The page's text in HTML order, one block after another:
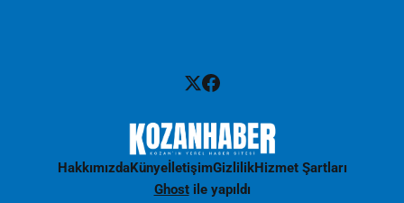
HakkımızdaKünyeİletişimGizlilikHizmet Şartları
Ghostile yapıldı